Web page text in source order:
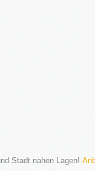
Stadt nahen Lagen!